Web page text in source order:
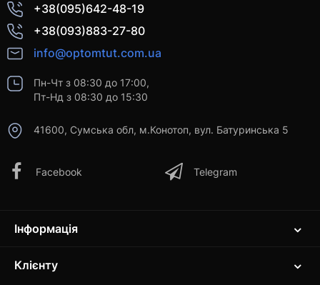
+38(095)642-48-19
+38(093)883-27-80
info@optomtut.com.ua
Пн-Чт з 08:30 до 17:00,
Пт-Нд з 08:30 до 15:30
41600, Сумська обл, м.Конотоп, вул. Батуринська 5
Facebook Telegram
Інформація
Клієнту